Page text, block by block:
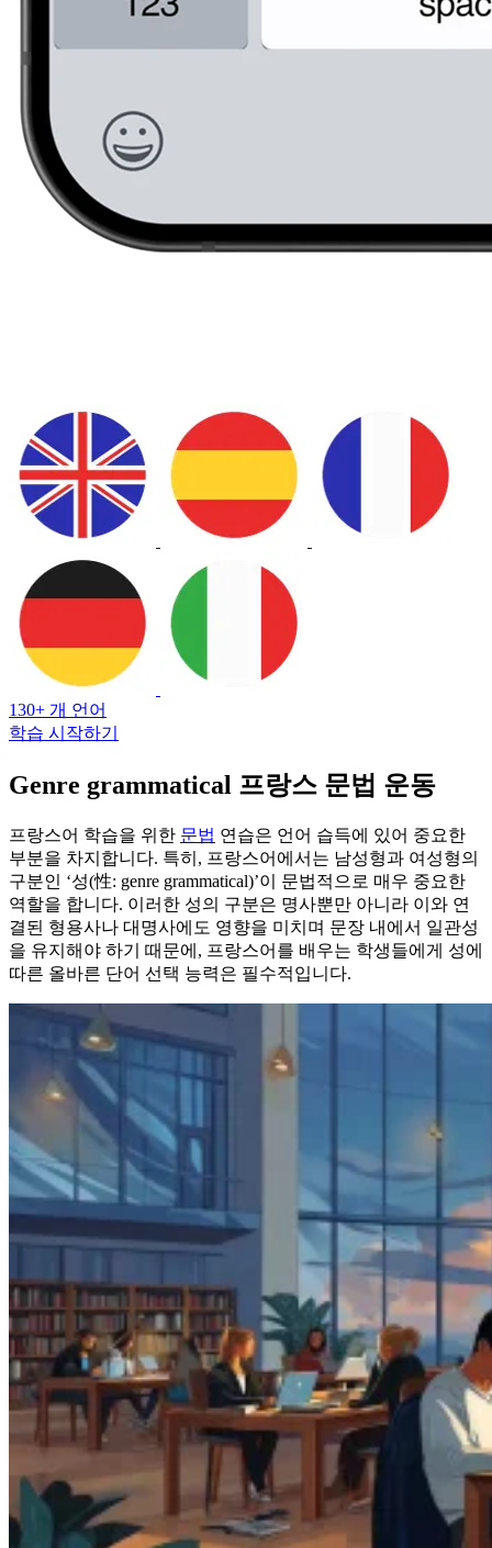
130+ 개 언어
학습 시작하기
Genre grammatical 프랑스 문법 운동
프랑스어 학습을 위한 문법 연습은 언어 습득에 있어 중요한
부분을 차지합니다. 특히, 프랑스어에서는 남성형과 여성형의
구분인 ‘성(性: genre grammatical)’이 문법적으로 매우 중요한
역할을 합니다. 이러한 성의 구분은 명사뿐만 아니라 이와 연
결된 형용사나 대명사에도 영향을 미치며 문장 내에서 일관성
을 유지해야 하기 때문에, 프랑스어를 배우는 학생들에게 성에
따른 올바른 단어 선택 능력은 필수적입니다.